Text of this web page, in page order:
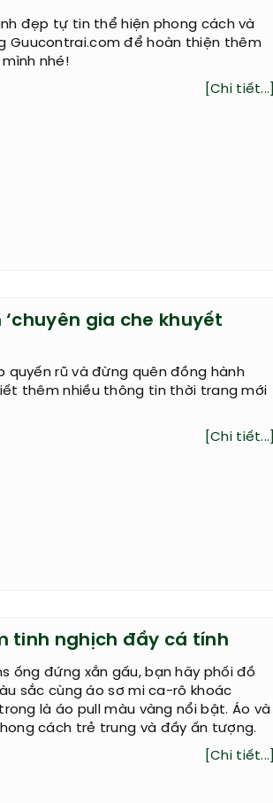
đẹp tự tin thể hiện phong cách và
Guucontrai.com để hoàn thiện thêm
nhé!
[Chi tiết...]
gia che khuyết
quyến rũ và đừng quên đồng hành
thêm nhiều thông tin thời trang mới
[Chi tiết...]
tinh nghịch đầy cá tính
ống đứng xắn gấu, bạn hãy phối đồ
sắc cùng áo sơ mi ca-rô khoác
là áo pull màu vàng nổi bật. Áo và
cách trẻ trung và đầy ấn tượng.
[Chi tiết...]